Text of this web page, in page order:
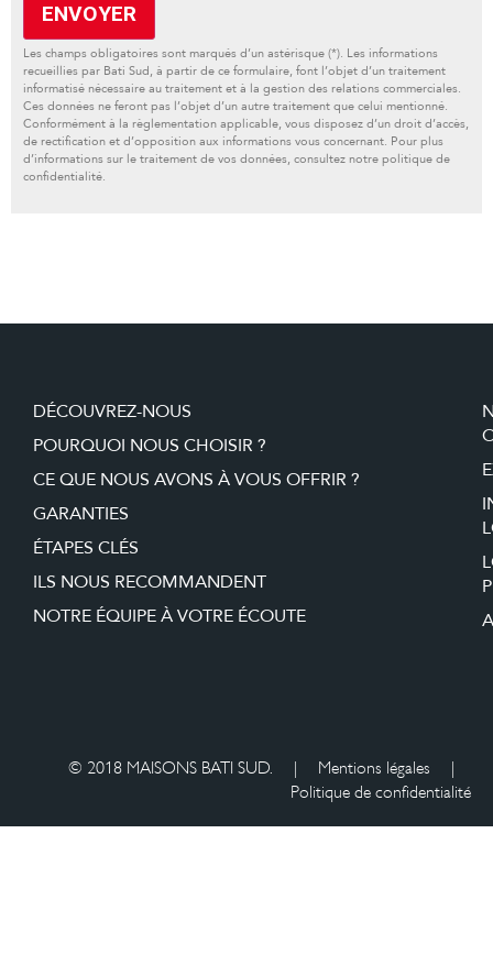
Les champs obligatoires sont marqués d’un astérisque (*). Les informations
recueillies par Bati Sud, à partir de ce formulaire, font l’objet d’un traitement
informatisé nécessaire au traitement et à la gestion des relations commerciales.
Ces données ne feront pas l’objet d’un autre traitement que celui mentionné.
Conformément à la règlementation applicable, vous disposez d’un droit d’accès,
de rectification et d’opposition aux informations vous concernant. Pour plus
d’informations sur le traitement de vos données, consultez notre politique de
confidentialité.
DÉCOUVREZ-NOUS
POURQUOI NOUS CHOISIR ?
CE QUE NOUS AVONS À VOUS OFFRIR ?
GARANTIES
ÉTAPES CLÉS
ILS NOUS RECOMMANDENT
NOTRE ÉQUIPE À VOTRE ÉCOUTE
© 2018 MAISONS BATI SUD. | Mentions légales
|
Politique de confidentialité